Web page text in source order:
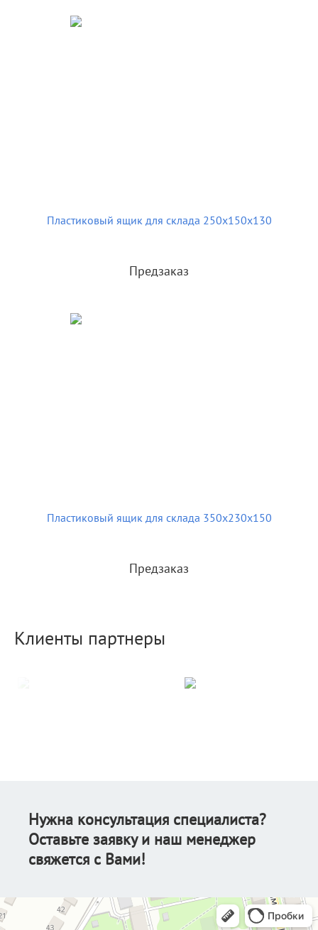
Пластиковый ящик для склада 250х150х130
Предзаказ
Пластиковый ящик для склада 350х230х150
Предзаказ
Клиенты партнеры
Нужна консультация специалиста?
Оставьте заявку и наш менеджер
свяжется с Вами!